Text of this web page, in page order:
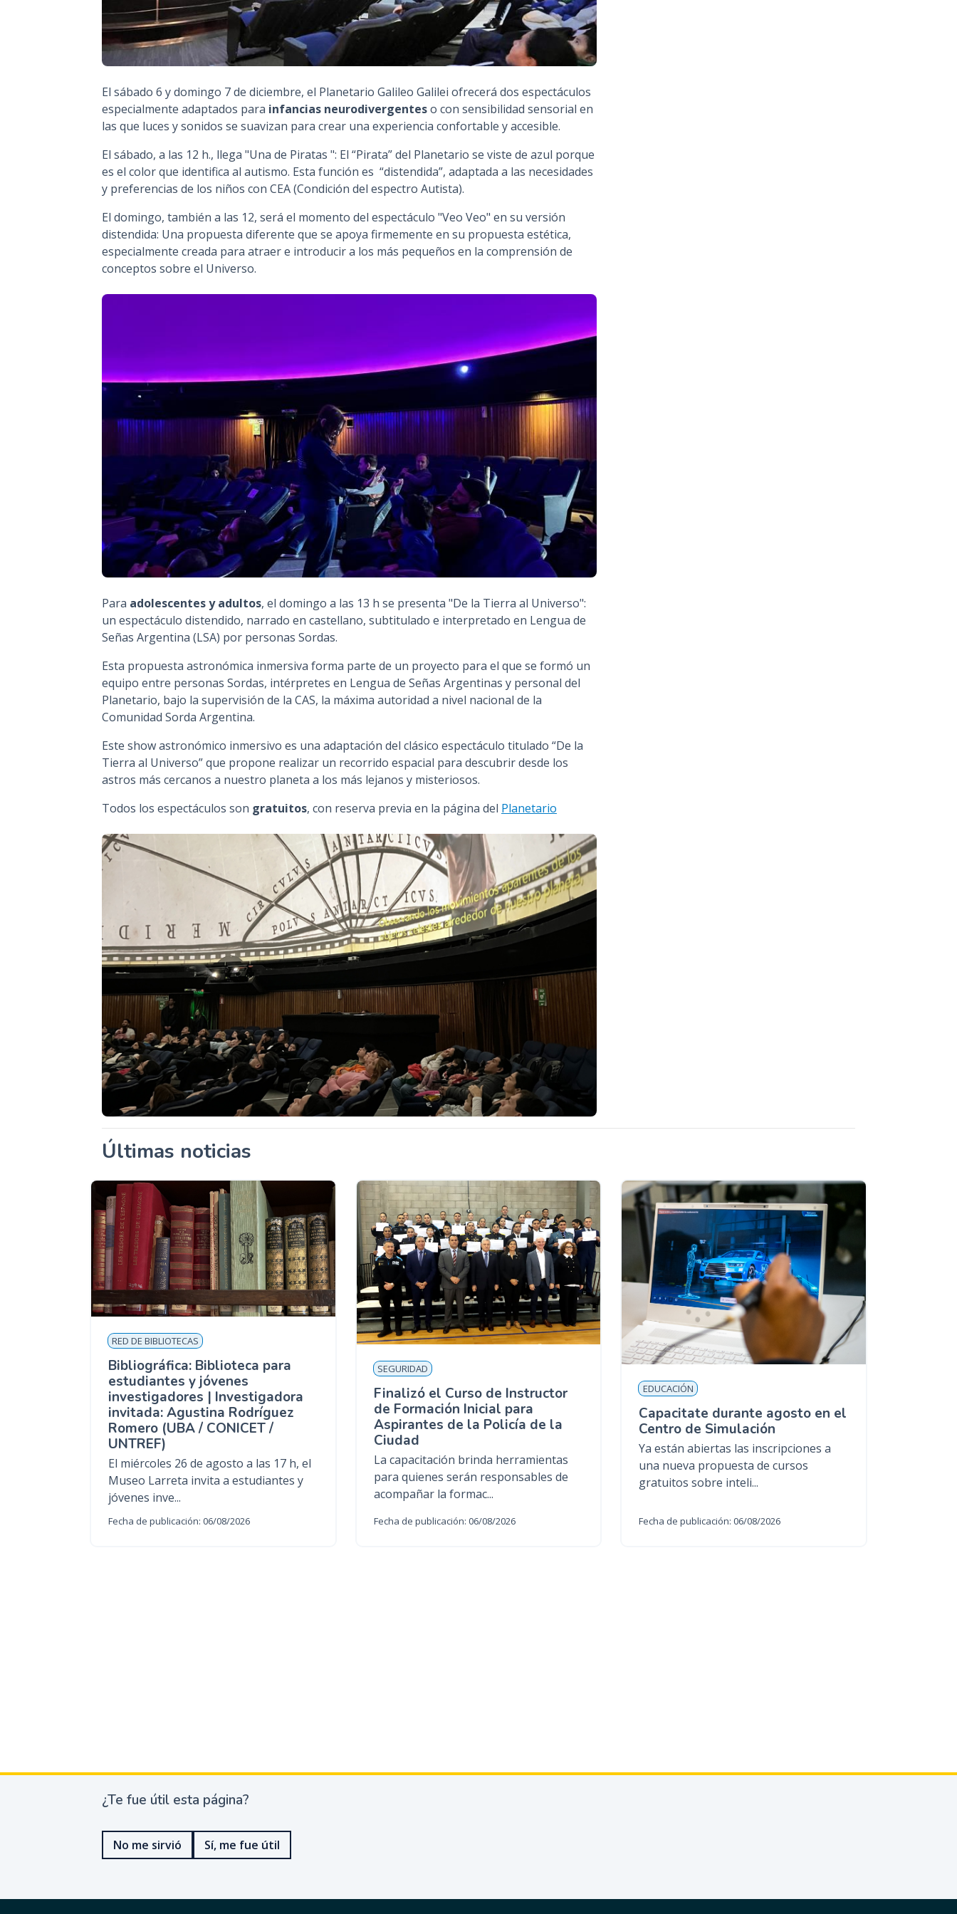
El sábado 6 y domingo 7 de diciembre, el Planetario Galileo Galilei ofrecerá dos espectáculos
especialmente adaptados para infancias neurodivergenteso con sensibilidad sensorial en
las que luces y sonidos se suavizan para crear una experiencia confortable y accesible.
El sábado, a las 12 h., llega "Una de Piratas ": El “Pirata” del Planetario se viste de azul porque
es el color que identifica al autismo. Esta función es “distendida”, adaptada a las necesidades
y preferencias de los niños con CEA (Condición del espectro Autista).
El domingo, también a las 12, será el momento del espectáculo "Veo Veo" en su versión
distendida: Una propuesta diferente que se apoya firmemente en su propuesta estética,
especialmente creada para atraer e introducir a los más pequeños en la comprensión de
conceptos sobre el Universo.
Para adolescentes y adultos, el domingo a las 13 h se presenta "De la Tierra al Universo":
un espectáculo distendido, narrado en castellano, subtitulado e interpretado en Lengua de
Señas Argentina (LSA) por personas Sordas.
Esta propuesta astronómica inmersiva forma parte de un proyecto para el que se formó un
equipo entre personas Sordas, intérpretes en Lengua de Señas Argentinas y personal del
Planetario, bajo la supervisión de la CAS, la máxima autoridad a nivel nacional de la
Comunidad Sorda Argentina.
Este show astronómico inmersivo es una adaptación del clásico espectáculo titulado “De la
Tierra al Universo” que propone realizar un recorrido espacial para descubrir desde los
astros más cercanos a nuestro planeta a los más lejanos y misteriosos.
Todos los espectáculos son gratuitos, con reserva previa en la página del Planetario
Últimas noticias
RED DE BIBLIOTECAS
Bibliográfica: Biblioteca para
estudiantes y jóvenes
investigadores | Investigadora
invitada: Agustina Rodríguez
Romero (UBA / CONICET /
UNTREF)
El miércoles 26 de agosto a las 17 h, el
Museo Larreta invita a estudiantes y
jóvenes inve...
Fecha de publicación: 06/08/2026
SEGURIDAD
Finalizó el Curso de Instructor
de Formación Inicial para
Aspirantes de la Policía de la
Ciudad
La capacitación brinda herramientas
para quienes serán responsables de
acompañar la formac...
Fecha de publicación: 06/08/2026
EDUCACIÓN
Capacitate durante agosto en el
Centro de Simulación
Ya están abiertas las inscripciones a
una nueva propuesta de cursos
gratuitos sobre inteli...
Fecha de publicación: 06/08/2026
¿
e
u
t
¿Te fue útil esta página?
No me sirvió Sí, me fue útil